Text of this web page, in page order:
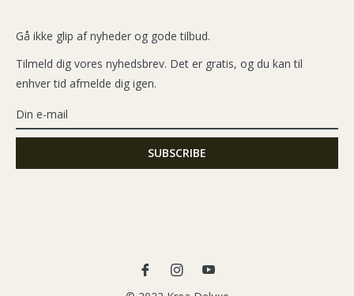
Gå ikke glip af nyheder og gode tilbud.
Tilmeld dig vores nyhedsbrev. Det er gratis, og du kan til
enhver tid afmelde dig igen.
Ins
You